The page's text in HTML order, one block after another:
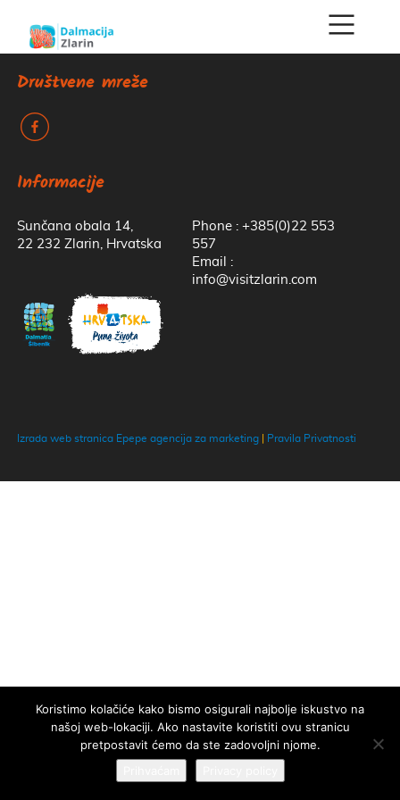
Društvene mreže
k
Informacije
Sunčana obala 14,
22 232 Zlarin, Hrvatska
Phone : +385(0)22 553
557
Email :
info@visitzlarin.com
Izrada web stranica Epepe agencija za marketing| Pravila Privatnosti
Koristimo kolačiće kako bismo osigurali najbolje iskustvo na
našoj web-lokaciji. Ako nastavite koristiti ovu stranicu
pretpostavit ćemo da ste zadovoljni njome.